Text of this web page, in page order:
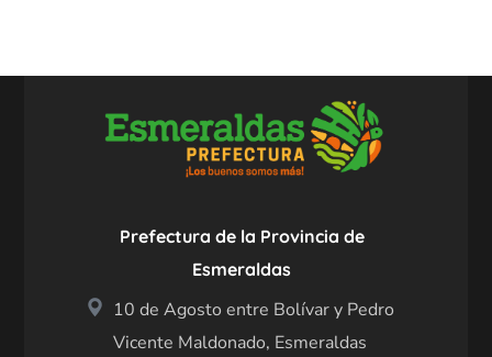
Prefectura de la Provincia de
Esmeraldas
10 de Agosto entre Bolívar y Pedro
Vicente Maldonado, Esmeraldas